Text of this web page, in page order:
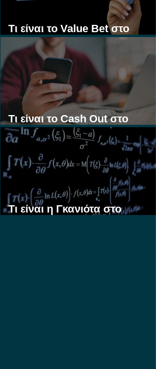
Τι είναι το Value Bet στο
Στοίχημα;
Τι είναι το Cash Out στο
Στοίχημα;
Τι είναι η Γκανιότα στο